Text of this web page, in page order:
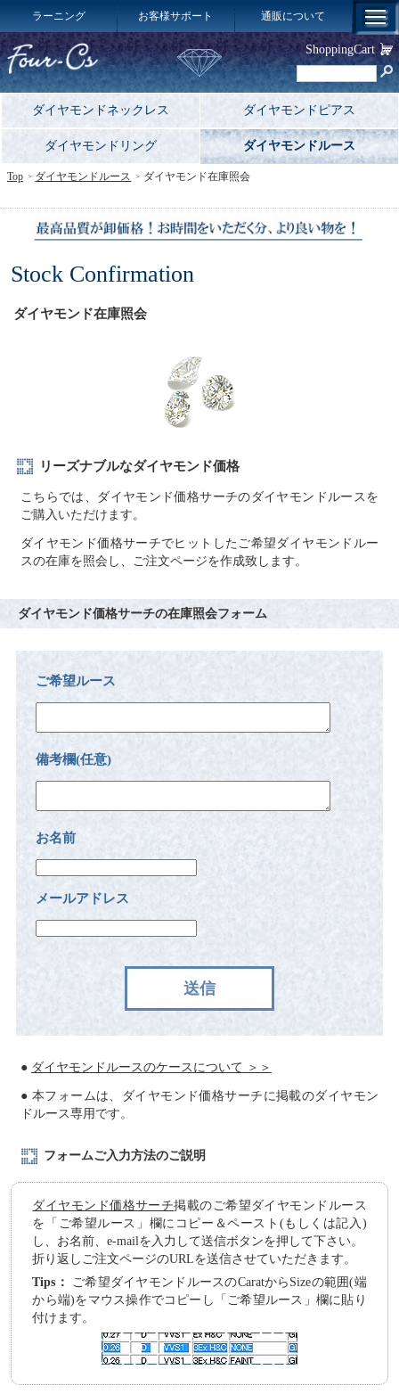
ラーニング お客様サポート 通販について
ダイヤモンドネックレス ダイヤモンドピアス
ダイヤモンドリング ダイヤモンドルース
Stock Confirmation
ダイヤモンド在庫照会
リーズナブルなダイヤモンド価格
こちらでは、ダイヤモンド価格サーチのダイヤモンドルースを
ご購入いただけます。
ダイヤモンド価格サーチでヒットしたご希望ダイヤモンドルー
スの在庫を照会し、ご注文ページを作成致します。
ダイヤモンド価格サーチの在庫照会フォーム
ご希望ルース
備考欄(任意)
お名前
メールアドレス
送信
● ダイヤモンドルースのケースについて ＞＞
● 本フォームは、ダイヤモンド価格サーチに掲載のダイヤモン
ドルース専用です。
フォームご入力方法のご説明
ダイヤモンド価格サーチ掲載のご希望ダイヤモンドルース
を「ご希望ルース」欄にコピー＆ペースト(もしくは記入)
し、お名前、e-mailを入力して送信ボタンを押して下さい。
折り返しご注文ページのURLを送信させていただきます。
Tips：
ご希望ダイヤモンドルースのCaratからSizeの範囲(端
から端)をマウス操作でコピーし「ご希望ルース」欄に貼り
付けます。
Top ダイヤモンドルース ダイヤモンド在庫照会
ShoppingCart